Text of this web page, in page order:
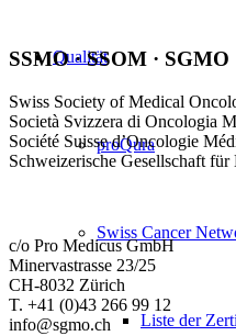
Qualität
proQura
Swiss Cancer
Liste der
SSMO · SSOM · SGMO
Swiss Society of Medical
Società Svizzera di Oncologia
Société Suisse d’Oncologie
Schweizerische Gesellschaft
c/o Pro Medicus GmbH
Minervastrasse 23/25
CH-8032 Zürich
T. +41 (0)43 266 99 12
info@sgmo.ch